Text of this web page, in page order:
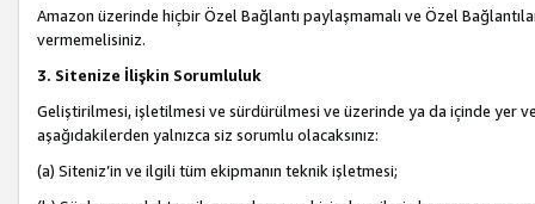
Amazon üzerinde hiçbir Özel Bağlantı paylaşmamalı ve Özel
vermemelisiniz.
3. Sitenize İlişkin Sorumluluk
Geliştirilmesi, işletilmesi ve sürdürülmesi ve üzerinde ya da içinde yer
aşağıdakilerden yalnızca siz sorumlu olacaksınız:
(a) Siteniz’in ve ilgili tüm ekipmanın teknik işletmesi;